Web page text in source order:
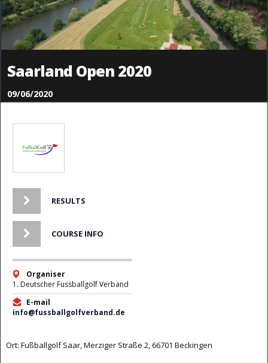
Saarland Open 2020
09/06/2020
RESULTS
COURSE INFO
Organiser
1. Deutscher Fussballgolf Verband
E-mail
info@fussballgolfverband.de
Ort: Fußballgolf Saar, Merziger Straße 2, 66701 Beckingen